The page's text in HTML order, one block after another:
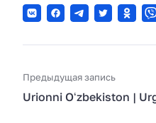
Предыдущая запись
Urionni Oʻzbekiston |